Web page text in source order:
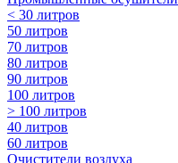
< 30 литров
50 литров
70 литров
80 литров
90 литров
100 литров
> 100 литров
40 литров
60 литров
Очистители воздуха